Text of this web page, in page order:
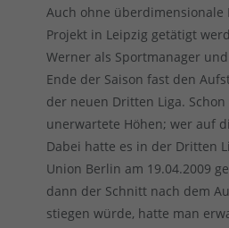
Auch ohne
Projekt in Leipzig getätigt
Werner als Sportmanager
Ende der Saison fast den
der neuen Dritten Liga.
unerwartete Höhen; wer auf
Dabei hatte es in der Dritten
Union Berlin am 19.04.2009
dann der Schnitt nach dem
stiegen würde, hatte man